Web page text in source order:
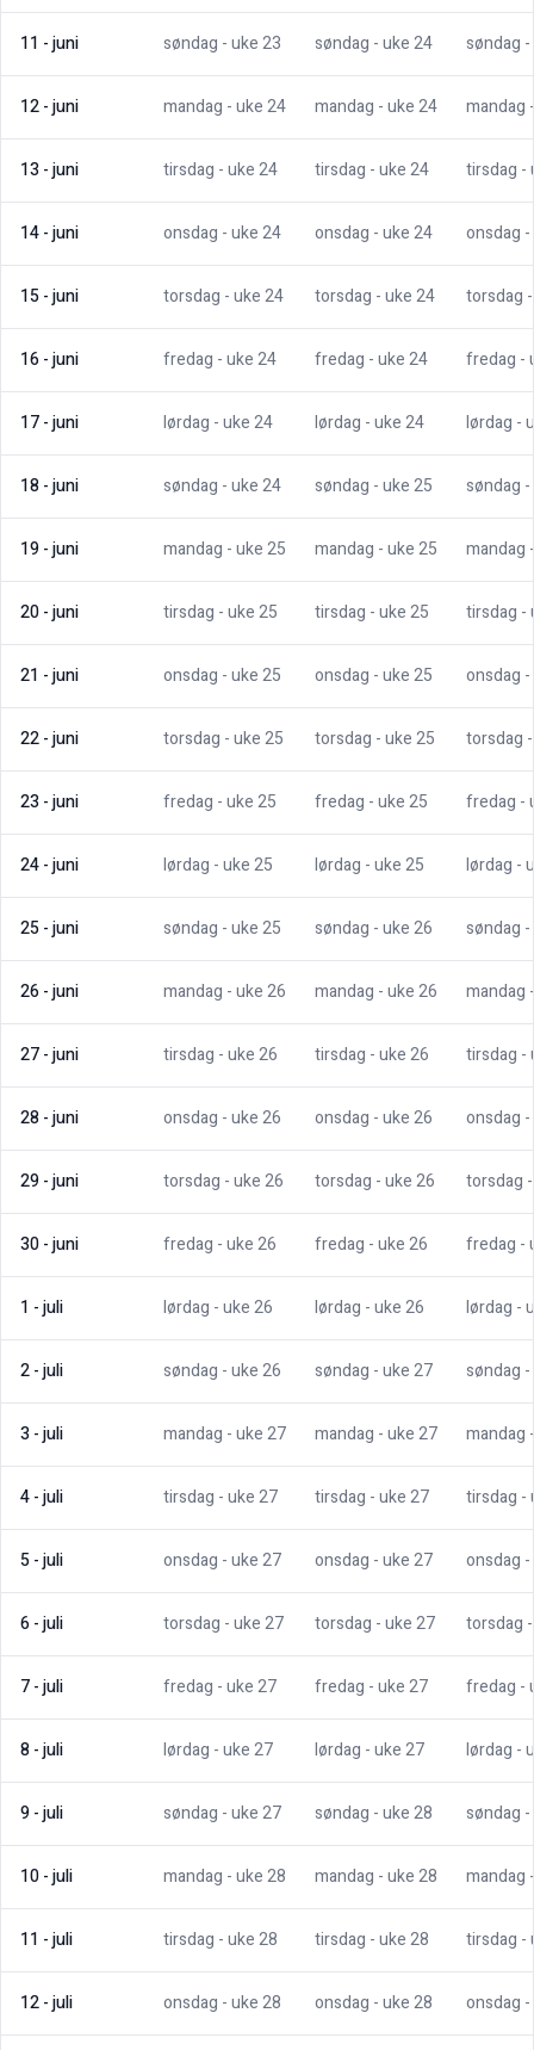
11 -juni søndag - uke23 søndag - uke24 søndag
12-juni mandag - uke24 mandag - uke24 mandag
13 -juni tirsdag - uke24 tirsdag - uke24 tirsdag -
14-juni onsdag - uke24 onsdag - uke24 onsdag
15-juni torsdag - uke24 torsdag - uke24 torsdag
16-juni fredag - uke24 fredag - uke24 fredag -
17-juni lørdag - uke24 lørdag - uke24 lørdag -
18-juni søndag - uke24 søndag - uke25 søndag
19-juni mandag - uke25 mandag - uke25 mandag
20-juni tirsdag - uke25 tirsdag - uke25 tirsdag -
21 -juni onsdag - uke25 onsdag - uke25 onsdag
22-juni torsdag - uke25 torsdag - uke25 torsdag
23 -juni fredag - uke25 fredag - uke25 fredag -
24-juni lørdag - uke25 lørdag - uke25 lørdag -
25-juni søndag - uke25 søndag - uke26 søndag
26-juni mandag - uke26 mandag - uke26 mandag
27-juni tirsdag - uke26 tirsdag - uke26 tirsdag -
28-juni onsdag - uke26 onsdag - uke26 onsdag
29-juni torsdag - uke26 torsdag - uke26 torsdag
30-juni fredag - uke26 fredag - uke26 fredag -
1 -juli lørdag - uke26 lørdag - uke26 lørdag -
2-juli søndag - uke26 søndag - uke27 søndag
3 -juli mandag - uke27 mandag - uke27 mandag
4-juli tirsdag - uke27 tirsdag - uke27 tirsdag -
5-juli onsdag - uke27 onsdag - uke27 onsdag
6-juli torsdag - uke27 torsdag - uke27 torsdag
7-juli fredag - uke27 fredag - uke27 fredag -
8-juli lørdag - uke27 lørdag - uke27 lørdag -
9-juli søndag - uke27 søndag - uke28 søndag
10-juli mandag - uke28 mandag - uke28 mandag
11 -juli tirsdag - uke28 tirsdag - uke28 tirsdag -
12-juli onsdag - uke28 onsdag - uke28 onsdag